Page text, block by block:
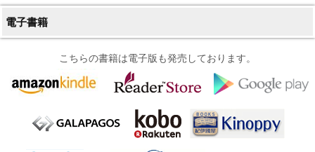
電子書籍
こちらの書籍は電子版も発売しております。